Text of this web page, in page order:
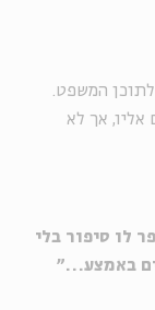
המשפט.
אליו, אך לא
לו סיפור בלי
באמצע…"